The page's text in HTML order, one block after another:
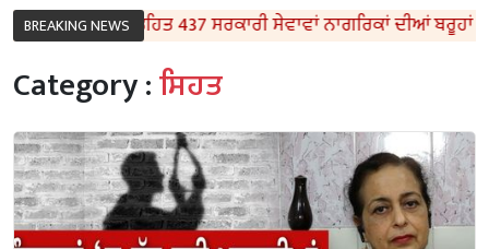
BREAKING NEWS
ਦੁਆਰ’ ਤਹਿਤ 437 ਸਰਕਾਰੀ ਸੇਵਾਵਾਂ ਨਾਗਰਿਕਾਂ ਦੀਆਂ ਬਰੂਹਾਂ ਉੱਤੇ
Category :ਸਿਹਤ